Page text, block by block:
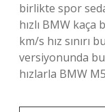
birlikte spor
hızlı BMW
km/s hız
versiyonunda bu
hızlarla BMW